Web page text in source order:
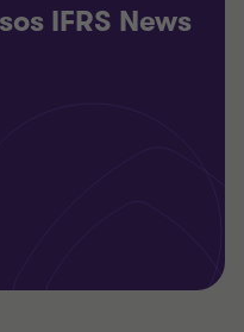
IFRS News